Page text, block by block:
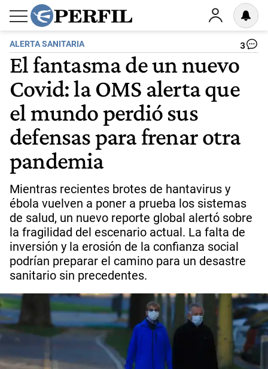
ALERTA SANITARIA 3
El fantasma de un nuevo
Covid: la OMS alerta que
el mundo perdió sus
defensas para frenar otra
pandemia
Mientras recientes brotes de hantavirus y
ébola vuelven a poner a prueba los sistemas
de salud, un nuevo reporte global alertó sobre
la fragilidad del escenario actual. La falta de
inversión y la erosión de la confianza social
podrían preparar el camino para un desastre
sanitario sin precedentes.